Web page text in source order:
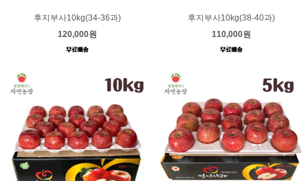
후지부사10kg(34-36과)
120,000원
후지부사10kg(38-40과)
110,000원